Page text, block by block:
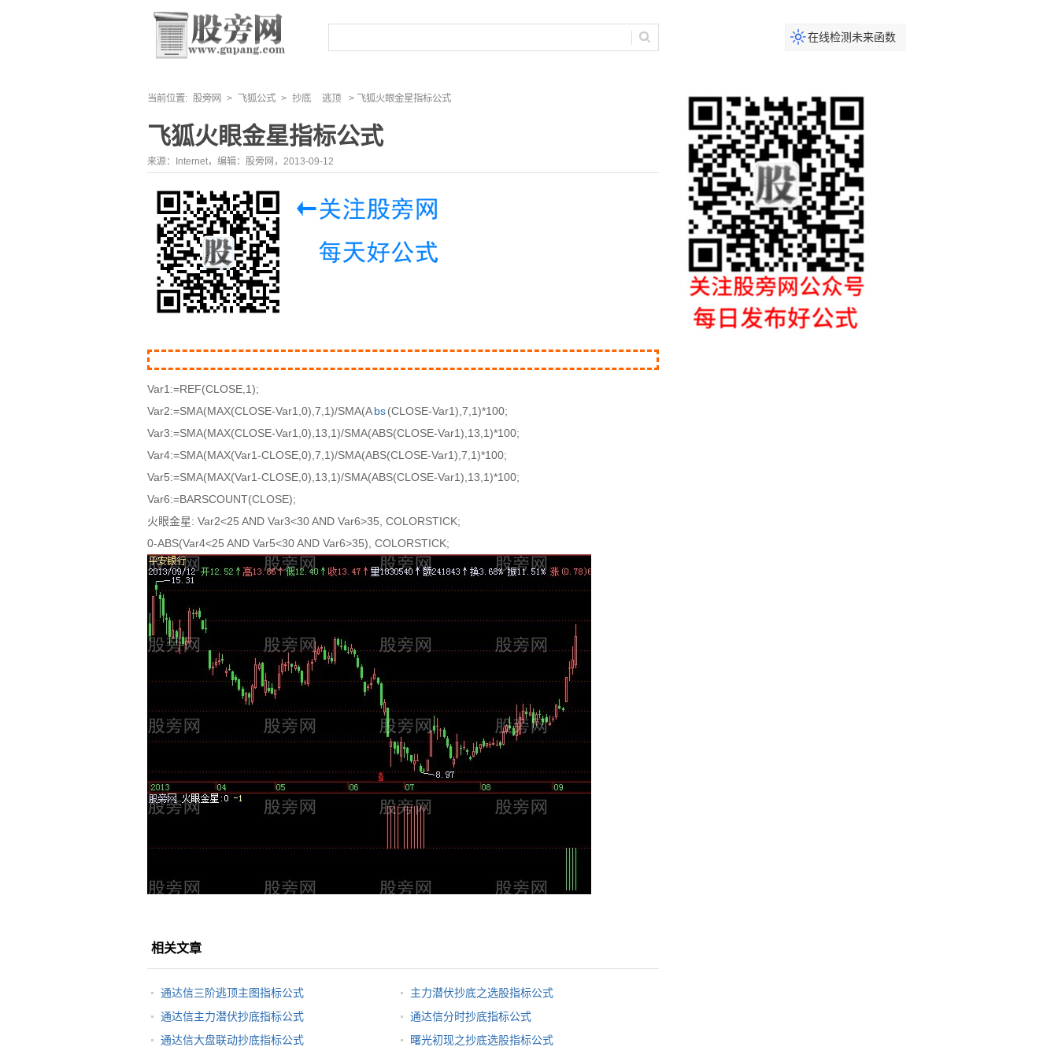
在线检测未来函数
当前位置: 股旁网 > 飞狐公式 > 抄底 逃顶 > 飞狐火眼金星指标公式
飞狐火眼金星指标公式
来源：Internet，编辑：股旁网，2013-09-12
Var1:=REF(CLOSE,1);
Var2:=SMA(MAX(CLOSE-Var1,0),7,1)/SMA(Abs(CLOSE-Var1),7,1)*100;
Var3:=SMA(MAX(CLOSE-Var1,0),13,1)/SMA(ABS(CLOSE-Var1),13,1)*100;
Var4:=SMA(MAX(Var1-CLOSE,0),7,1)/SMA(ABS(CLOSE-Var1),7,1)*100;
Var5:=SMA(MAX(Var1-CLOSE,0),13,1)/SMA(ABS(CLOSE-Var1),13,1)*100;
Var6:=BARSCOUNT(CLOSE);
火眼金星: Var2<25 AND Var3<30 AND Var6>35, COLORSTICK;
0-ABS(Var4<25 AND Var5<30 AND Var6>35), COLORSTICK;
相关文章
通达信三阶逃顶主图指标公式
主力潜伏抄底之选股指标公式
通达信主力潜伏抄底指标公式
通达信分时抄底指标公式
通达信大盘联动抄底指标公式
曙光初现之抄底选股指标公式